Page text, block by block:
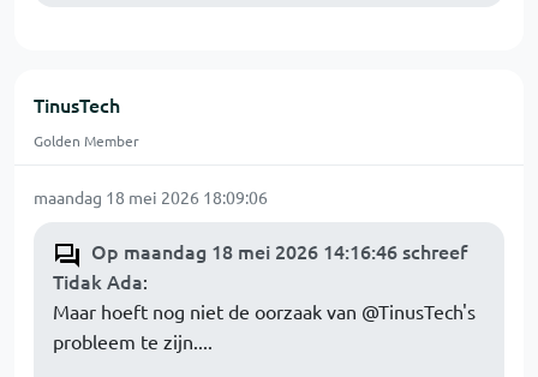
TinusTech
Golden Member
maandag 18 mei 2026 18:09:06
Op maandag 18 mei 2026 14:16:46 schreef
Tidak Ada:
Maar hoeft nog niet de oorzaak van @TinusTech's
probleem te zijn....